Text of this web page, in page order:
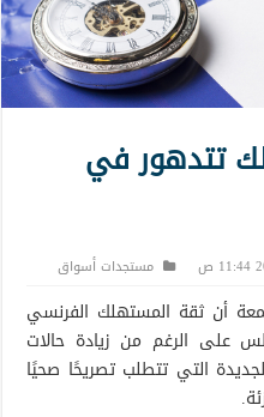
تتدهور في
مستجدات أسواق
أن ثقة المستهلك الفرنسي
الرغم من زيادة حالات
التي تتطلب تصريحًا صحيًا